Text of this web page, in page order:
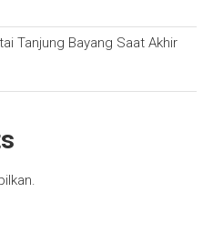
Tanjung Bayang Saat Akhir